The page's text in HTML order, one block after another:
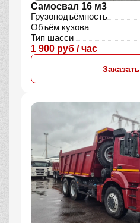
Самосвал 16 м3
Грузоподъёмность
Объём кузова
Тип шасси
1 900 руб / час
Заказать